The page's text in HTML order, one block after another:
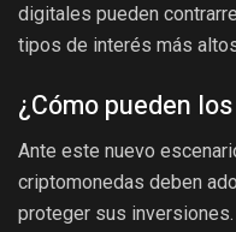
digitales pueden
tipos de interés más
¿Cómo pueden
Ante este nuevo
criptomonedas deben
proteger sus inversiones.